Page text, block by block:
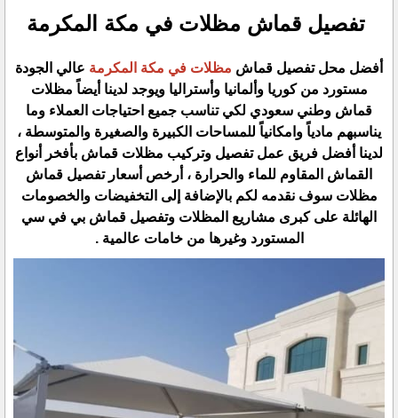
تفصيل قماش مظلات في مكة المكرمة
أفضل محل تفصيل قماش مظلات في مكة المكرمة عالي الجودة
مستورد من كوريا وألمانيا وأستراليا ويوجد لدينا أيضاً مظلات
قماش وطني سعودي لكي تناسب جميع احتياجات العملاء وما
يناسبهم مادياً وامكانياً للمساحات الكبيرة والصغيرة والمتوسطة ،
لدينا أفضل فريق عمل تفصيل وتركيب مظلات قماش بأفخر أنواع
القماش المقاوم للماء والحرارة ، أرخص أسعار تفصيل قماش
مظلات سوف نقدمه لكم بالإضافة إلى التخفيضات والخصومات
الهائلة على كبرى مشاريع المظلات وتفصيل قماش بي في سي
المستورد وغيرها من خامات عالمية .